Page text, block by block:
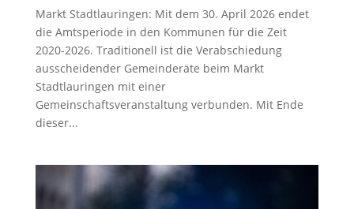
Markt Stadtlauringen: Mit dem 30. April 2026 endet
die Amtsperiode in den Kommunen für die Zeit
2020-2026. Traditionell ist die Verabschiedung
ausscheidender Gemeinderäte beim Markt
Stadtlauringen mit einer
Gemeinschaftsveranstaltung verbunden. Mit Ende
dieser...